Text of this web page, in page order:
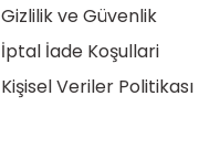
Gizlilik ve Güvenlik
İptal İade Koşullari
Kişisel Veriler Politikası